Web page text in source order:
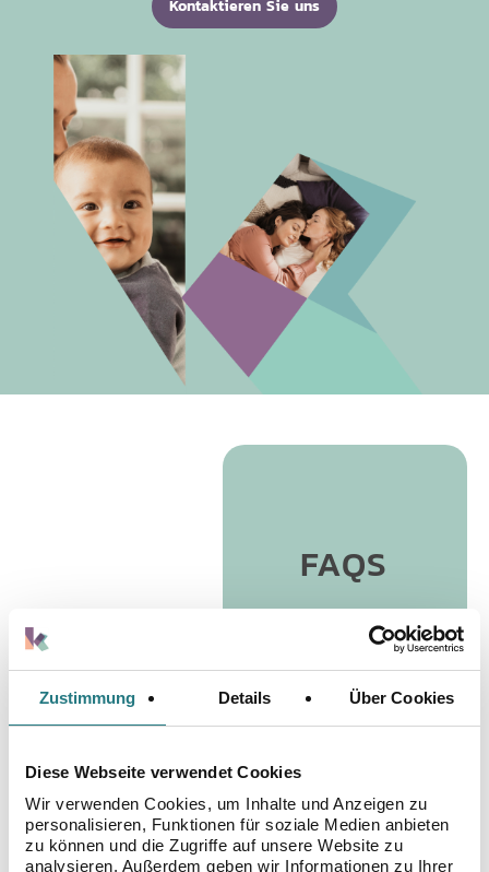
Zustimmung Details Über Cookies
Diese Webseite verwendet Cookies
Wir verwenden Cookies, um Inhalte und Anzeigen zu
personalisieren, Funktionen für soziale Medien anbieten
zu können und die Zugriffe auf unsere Website zu
analysieren. Außerdem geben wir Informationen zu Ihrer
Kontaktieren Sie uns
FAQS
Muss ich als Samenspender
Unterhalt zahlen?
Nein. Laut Samenspenderregistergesetzes ist